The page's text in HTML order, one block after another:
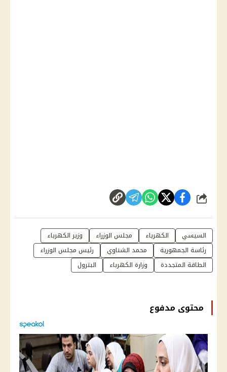
شارك
السيسي الكهرباء مجلس الوزراء
وزير الكهرباء
رئاسة الجمهورية
محمد الشناوي
رئيس مجلس الوزراء
الطاقة المتجددة
وزارة الكهرباء البترول
محتوى مدفوع